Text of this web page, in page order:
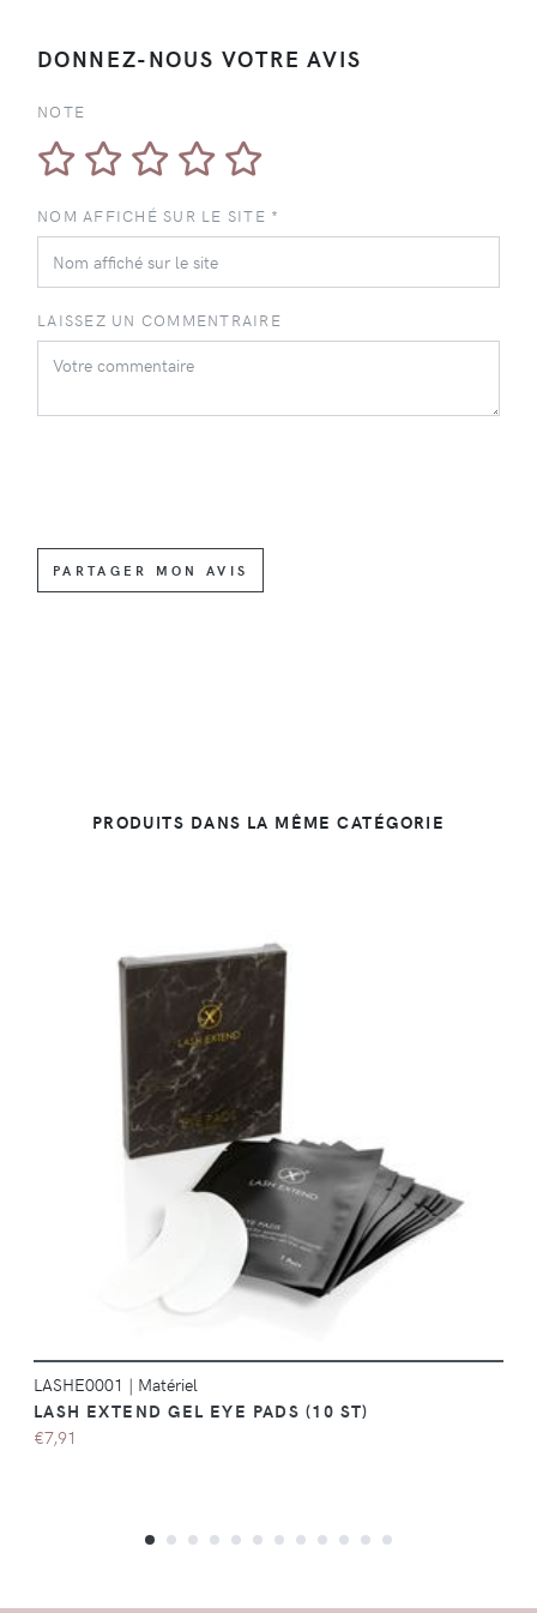
DONNEZ-NOUS VOTRE AVIS
NOTE
NOM AFFICHÉ SUR LE SITE *
LAISSEZ UN COMMENTRAIRE
PARTAGER MON AVIS
PRODUITS DANS LA MÊME CATÉGORIE
DÉTAILS
LASHE0001 | Matériel
LASH EXTEND GEL EYE PADS (10 ST)
€7,91